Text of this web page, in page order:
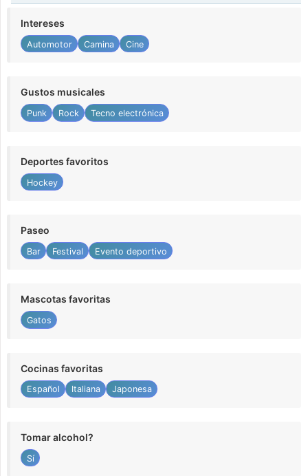
Intereses
Automotor Camina Cine
Gustos musicales
Punk Rock Tecno electrónica
Deportes favoritos
Hockey
Paseo
Bar Festival Evento deportivo
Mascotas favoritas
Gatos
Cocinas favoritas
Español Italiana Japonesa
Tomar alcohol?
Sí